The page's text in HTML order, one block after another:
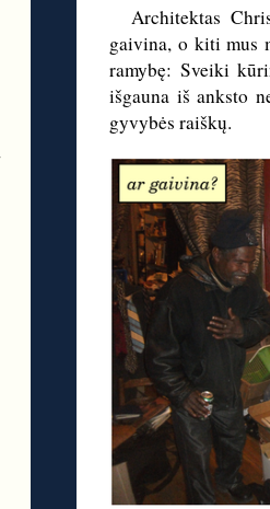
Architektas
gaivina, o kiti mus
ramybę: Sveiki
išgauna iš anksto
gyvybės raiškų.